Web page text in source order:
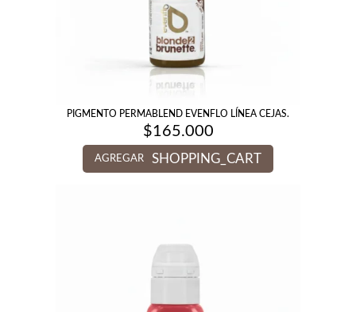
PIGMENTO PERMABLEND EVENFLO LÍNEA CEJAS.
$165.000
AGREGAR SHOPPING_CART